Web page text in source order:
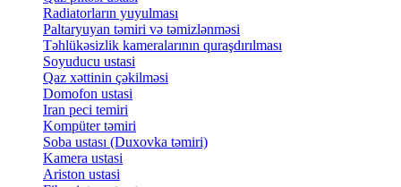
Radiatorların yuyulması
Paltaryuyan təmiri və təmizlənməsi
Təhlükəsizlik kameralarının quraşdırılması
Soyuducu ustasi
Qaz xəttinin çəkilməsi
Domofon ustasi
Iran peci temiri
Kompüter təmiri
Soba ustası (Duxovka təmiri)
Kamera ustasi
Ariston ustasi